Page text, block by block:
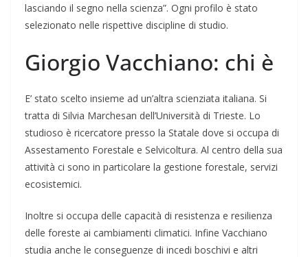
lasciando il segno nella scienza”. Ogni profilo è stato
selezionato nelle rispettive discipline di studio.
Giorgio Vacchiano: chi è
E’ stato scelto insieme ad un’altra scienziata italiana. Si
tratta di Silvia Marchesan dell’Università di Trieste. Lo
studioso è ricercatore presso la Statale dove si occupa di
Assestamento Forestale e Selvicoltura. Al centro della sua
attività ci sono in particolare la gestione forestale, servizi
ecosistemici.
Inoltre si occupa delle capacità di resistenza e resilienza
delle foreste ai cambiamenti climatici. Infine Vacchiano
studia anche le conseguenze di incedi boschivi e altri